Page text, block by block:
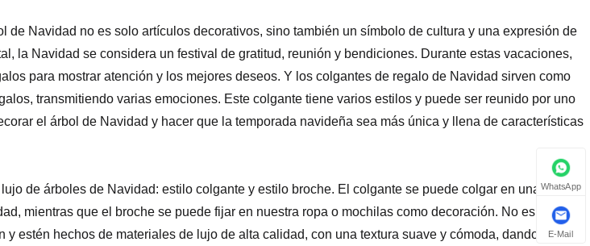
de Navidad no es solo artículos decorativos, sino también un símbolo de cultura y una expresión de
la Navidad se considera un festival de gratitud, reunión y bendiciones. Durante estas vacaciones,
para mostrar atención y los mejores deseos. Y los colgantes de regalo de Navidad sirven como
transmitiendo varias emociones. Este colgante tiene varios estilos y puede ser reunido por uno
el árbol de Navidad y hacer que la temporada navideña sea más única y llena de características
de árboles de Navidad: estilo colgante y estilo broche. El colgante se puede colgar en una
mientras que el broche se puede fijar en nuestra ropa o mochilas como decoración. No es
y estén hechos de materiales de lujo de alta calidad, con una textura suave y cómoda, dando una
WhatsApp
E-Mail